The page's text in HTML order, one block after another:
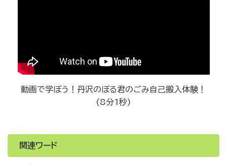
動画で学ぼう！丹沢のぼる君のごみ自己搬入体験！
(8分1秒)
関連ワード